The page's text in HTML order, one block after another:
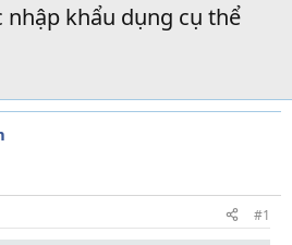
nhập khẩu dụng cụ thể
#1